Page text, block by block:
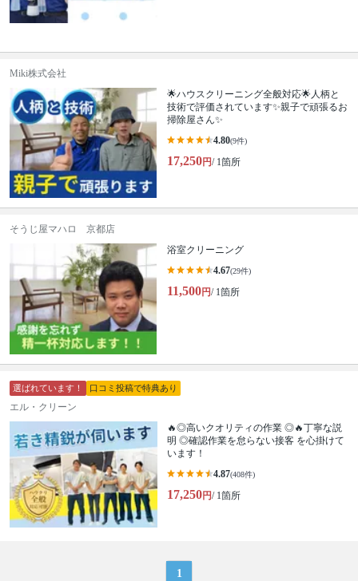
Miki株式会社
🌟ハウスクリーニング全般対応🌟人柄と
技術で評価されています✨親子で頑張るお
掃除屋さん✨
4.80(9件)
17,250円/ 1箇所
そうじ屋マハロ 京都店
浴室クリーニング
4.67(29件)
11,500円/ 1箇所
選ばれています！ 口コミ投稿で特典あり
エル・クリーン
🔥◎高いクオリティの作業 ◎🔥丁寧な説
明 ◎確認作業を怠らない接客 を心掛けて
います！
4.87(408件)
17,250円/ 1箇所
1